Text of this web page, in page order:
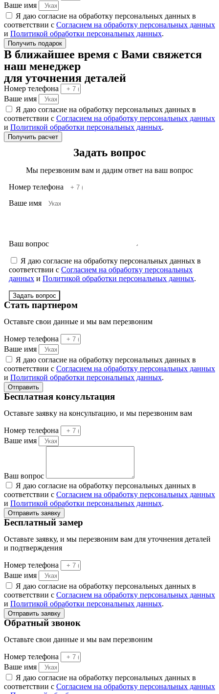
Ваше имя
Я даю согласие на обработку персональных данных в
соответствии с Согласием на обработку персональных данных
и Политикой обработки персональных данных.
Получить подарок
В ближайшее время с Вами свяжется
наш менеджер
для уточнения деталей
Номер телефона
Ваше имя
Я даю согласие на обработку персональных данных в
соответствии с Согласием на обработку персональных данных
и Политикой обработки персональных данных.
Получить расчет
Задать вопрос
Мы перезвоним вам и дадим ответ на ваш вопрос
Номер телефона
Ваше имя
Ваш вопрос
Я даю согласие на обработку персональных данных в
соответствии с Согласием на обработку персональных
данных и Политикой обработки персональных данных.
Задать вопрос
Стать партнером
Оставьте свои данные и мы вам перезвоним
Номер телефона
Ваше имя
Я даю согласие на обработку персональных данных в
соответствии с Согласием на обработку персональных данных
и Политикой обработки персональных данных.
Отправить
Бесплатная консультация
Оставьте заявку на консультацию, и мы перезвоним вам
Номер телефона
Ваше имя
Ваш вопрос
Я даю согласие на обработку персональных данных в
соответствии с Согласием на обработку персональных данных
и Политикой обработки персональных данных.
Отправить заявку
Бесплатный замер
Оставьте заявку, и мы перезвоним вам для уточнения деталей
и подтверждения
Номер телефона
Ваше имя
Я даю согласие на обработку персональных данных в
соответствии с Согласием на обработку персональных данных
и Политикой обработки персональных данных.
Отправить заявку
Обратный звонок
Оставьте свои данные и мы вам перезвоним
Номер телефона
Ваше имя
Я даю согласие на обработку персональных данных в
соответствии с Согласием на обработку персональных данных